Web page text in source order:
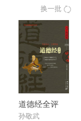
向；而在人漫长
难，变故，背
，这时我们更加
，带给我们安全
，天龙八部等护
我们远离痛苦与
的一支队伍，
换一批
道德经全评
孙敬武